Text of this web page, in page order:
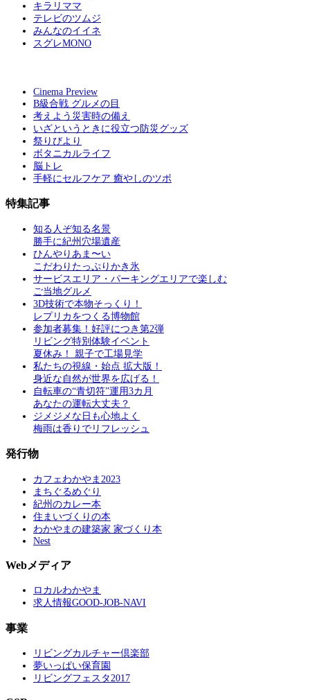
キラリママ
テレビのツムジ
みんなのイイネ
スグレMONO
Cinema Preview
B級合戦 グルメの目
考えよう災害時の備え
いざというときに役立つ防災グッズ
祭りびより
ボタニカルライフ
脳トレ
手軽にセルフケア 癒やしのツボ
特集記事
知る人ぞ知る名景
勝手に紀州穴場遺産
ひんやりあま〜い
こだわりたっぷりかき氷
サービスエリア・パーキングエリアで楽しむ
ご当地グルメ
3D技術で本物そっくり！
レプリカをつくる博物館
参加者募集！好評につき第2弾
リビング特別体験イベント
夏休み！ 親子で工場見学
私たちの視線・始点 拡大版！
身近な自然が世界を広げる！
自転車の“青切符”運用3カ月
あなたの運転大丈夫？
ジメジメな日も心地よく
梅雨は香りでリフレッシュ
発行物
カフェわかやま2023
まちぐるめぐり
紀州のカレー本
住まいづくりの本
わかやまの建築家 家づくり本
Nest
Webメディア
ロカルわかやま
求人情報GOOD-JOB-NAVI
事業
リビングカルチャー倶楽部
夢いっぱい保育園
リビングフェスタ2017